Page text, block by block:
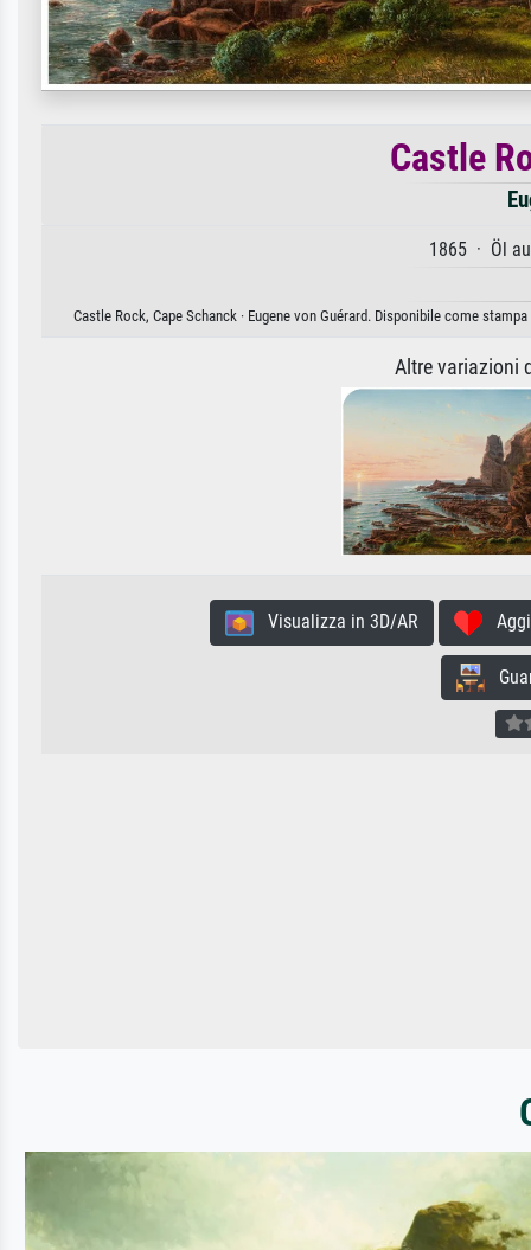
Castle
1865 · Öl
Castle Rock, Cape Schanck · Eugene von Guérard. Disponibile come
Altre variazioni
Visualizza in 3D/AR